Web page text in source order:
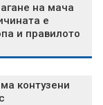
на мача
е
и правилото
контузени